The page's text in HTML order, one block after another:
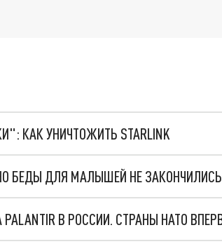
КАК УНИЧТОЖИТЬ STARLINK
БЕДЫ ДЛЯ МАЛЫШЕЙ НЕ ЗАКОНЧИЛИСЬ